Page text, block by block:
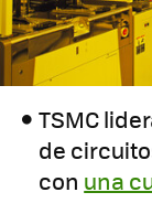
TSMC
de
con una